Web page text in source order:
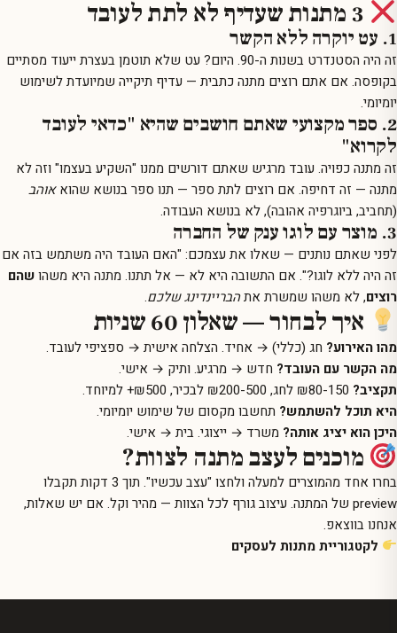
1. עט יוקרה ללא הקשר
זה היה הסטנדרט בשנות ה-90. היום? עט שלא תוטמן בעצרת ייעוד מסתיים
בקופסה. אם אתם רוצים מתנה כתבית — עדיף תיקייה שמיועדת לשימוש
יומיומי.
2. ספר מקצועי שאתם חושבים שהיא "כדאי לעובד
לקרוא"
זה מתנה כפויה. עובד מרגיש שאתם דורשים ממנו "השקיע בעצמו" וזה לא
מתנה — זה דחיפה. אם רוצים לתת ספר — תנו ספר בנושא שהואאוהב
(תחביב, ביוגרפיה אהובה), לא בנושא העבודה.
3. מוצר עם לוגו ענק של החברה
לפני שאתם נותנים — שאלו את עצמכם: "האם העובד היה משתמש בזה אם
זה היה ללא לוגו?". אם התשובה היא לא — אל תתנו. מתנה היא משהושהם
רוצים, לא משהו שמשרת אתהבריינדינג שלכם.
איך לבחור — שאלון 60 שניות
מהו האירוע? חג (כללי) → אחיד. הצלחה אישית → ספציפי לעובד.
מה הקשר עם העובד? חדש → מרגיע. ותיק → אישי.
תקציב?
היא תוכל להשתמש? תחשבו מקסום של שימוש יומיומי.
היכן הוא יציג אותה? משרד → ייצוגי. בית → אישי.
מוכנים לעצב מתנה לצוות?
בחרו אחד מהמוצרים למעלה ולחצו "עצב עכשיו". תוך 3 דקות תקבלו
preview של המתנה. עיצוב גורף לכל הצוות — מהיר וקל. אם יש שאלות,
אנחנו בווצאפ.
לקטגוריית מתנות לעסקים